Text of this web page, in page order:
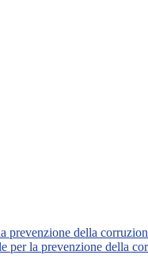
prevenzione della
per la prevenzione della